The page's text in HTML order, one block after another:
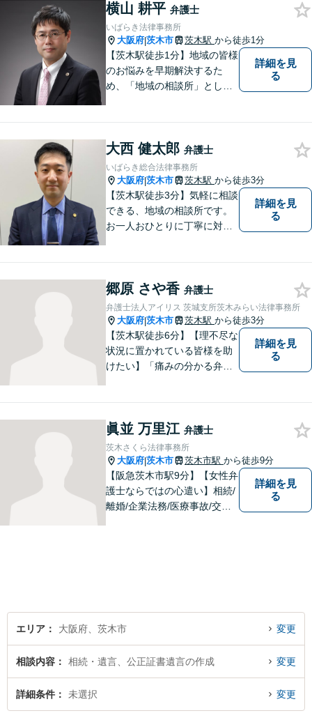
っしゃる不安や、ご希望を丁
寧にお伺いいたします。
横山 耕平 弁護士
いばらき法律事務所
大阪府|茨木市 茨木駅 から徒歩1分
【茨木駅徒歩1分】地域の皆様
のお悩みを早期解決するた
め、「地域の相談所」として
詳細を見
る
大西 健太郎 弁護士
いばらき総合法律事務所
大阪府|茨木市 茨木駅 から徒歩3分
【茨木駅徒歩3分】気軽に相談
できる、地域の相談所です。
お一人おひとりに丁寧に対応
お困りごとがあれば、すぐに
ご相談を！
詳細を見
る
郷原 さや香 弁護士
弁護士法人アイリス 茨城支所茨木みらい法律事務所
大阪府|茨木市 茨木駅 から徒歩3分
【茨木駅徒歩6分】【理不尽な
状況に置かれている皆様を助
けたい】「痛みの分かる弁護
ど、お困りごとはお気軽にご
相談くださいませ。
詳細を見
る
眞並 万里江 弁護士
茨木さくら法律事務所
大阪府|茨木市 茨木市駅 から徒歩9分
【阪急茨木市駅9分】【女性弁
護士ならではの心遣い】相続/
離婚/企業法務/医療事故/交通
詳細を見
る
エリア 大阪府、茨木市 変更
相談内容 相続・遺言、公正証書遺言の作成 変更
詳細条件 未選択 変更